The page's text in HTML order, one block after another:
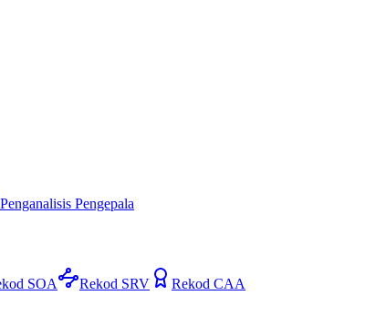
Penganalisis Pengepala
SOA Rekod SRV Rekod CAA